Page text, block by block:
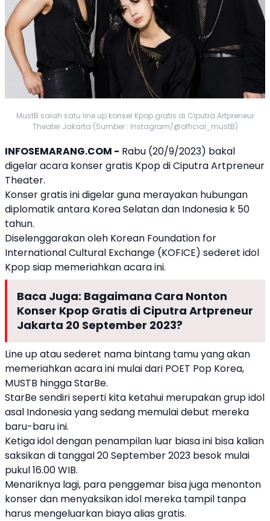
MustB salah satu line up konser Kpop gratis di Ciputra Artpreneur
Theater Jakarta (Sumber : Instagram/@official_mustB)
INFOSEMARANG.COM - Rabu (20/9/2023) bakal
digelar acara konser gratis Kpop diCiputra Artpreneur
Theater.
Konser gratis ini digelar guna merayakan hubungan
diplomatik antara Korea Selatandan Indonesia k 50
tahun.
Diselenggarakan oleh Korean Foundation for
International Cultural Exchange (KOFICE) sederet idol
Kpop siap memeriahkan acara ini.
Baca Juga: Bagaimana Cara Nonton
Konser Kpop Gratis di Ciputra Artpreneur
Jakarta 20 September 2023?
Line up atau sederet nama bintang tamu yang akan
memeriahkan acara ini mulai dari POET Pop Korea,
MUSTB hingga StarBe.
StarBe sendiri seperti kita ketahui merupakan grup idol
asal Indonesia yang sedang memulai debut mereka
baru-baru ini.
Ketiga idol dengan penampilan luar biasa ini bisa kalian
saksikan di tanggal 20 September 2023 besok mulai
pukul 16.00 WIB.
Menariknya lagi, para penggemar bisa juga menonton
konser dan menyaksikan idol mereka tampil tanpa
harus mengeluarkan biaya alias gratis.